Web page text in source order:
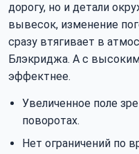
дорогу, но и детали
вывесок, изменение
сразу втягивает в
Блэкриджа. А с
эффектнее.
Увеличенное поле
поворотах.
Нет ограничений по